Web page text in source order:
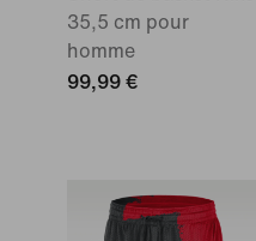
35,5 cm pour
homme
99,99 €